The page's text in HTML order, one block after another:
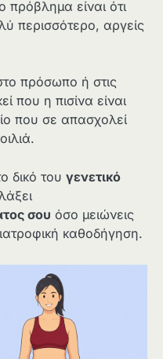
είναι ότι
περισσότερο, αργείς
πρόσωπο ή στις
που η πισίνα είναι
που σε απασχολεί
δικό του γενετικό
σου όσο μειώνεις
καθοδήγηση.